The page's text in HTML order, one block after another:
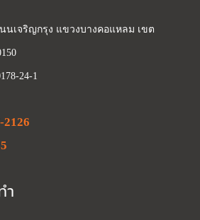
นเจริญกรุง แขวงบางคอแหลม เขต
24-1
2126
ำ